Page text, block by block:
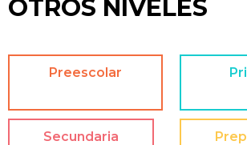
OTROS NIVELES
Preescolar
Secundaria